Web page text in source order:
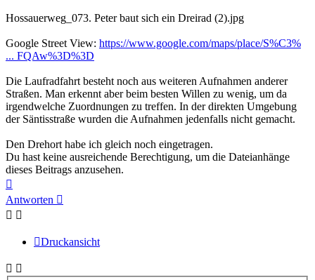
Hossauerweg_073. Peter baut sich ein Dreirad (2).jpg
Google Street View: https://www.google.com/maps/place/S%C3%
... FQAw%3D%3D
Die Laufradfahrt besteht noch aus weiteren Aufnahmen anderer
Straßen. Man erkennt aber beim besten Willen zu wenig, um da
irgendwelche Zuordnungen zu treffen. In der direkten Umgebung
der Säntisstraße wurden die Aufnahmen jedenfalls nicht gemacht.
Den Drehort habe ich gleich noch eingetragen.
Du hast keine ausreichende Berechtigung, um die Dateianhänge
dieses Beitrags anzusehen.
oben
Antworten
Druckansicht